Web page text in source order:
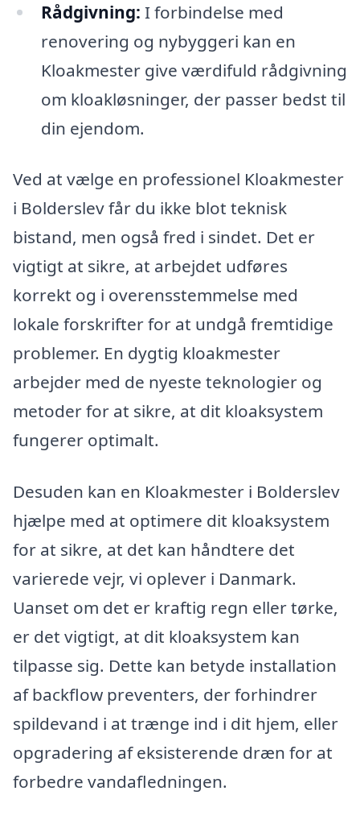
Rådgivning: I forbindelse med
renovering og nybyggeri kan en
Kloakmester give værdifuld rådgivning
om kloakløsninger, der passer bedst til
din ejendom.
Ved at vælge en professionel Kloakmester
i Bolderslev får du ikke blot teknisk
bistand, men også fred i sindet. Det er
vigtigt at sikre, at arbejdet udføres
korrekt og i overensstemmelse med
lokale forskrifter for at undgå fremtidige
problemer. En dygtig kloakmester
arbejder med de nyeste teknologier og
metoder for at sikre, at dit kloaksystem
fungerer optimalt.
Desuden kan en Kloakmester i Bolderslev
hjælpe med at optimere dit kloaksystem
for at sikre, at det kan håndtere det
varierede vejr, vi oplever i Danmark.
Uanset om det er kraftig regn eller tørke,
er det vigtigt, at dit kloaksystem kan
tilpasse sig. Dette kan betyde installation
af backflow preventers, der forhindrer
spildevand i at trænge ind i dit hjem, eller
opgradering af eksisterende dræn for at
forbedre vandafledningen.